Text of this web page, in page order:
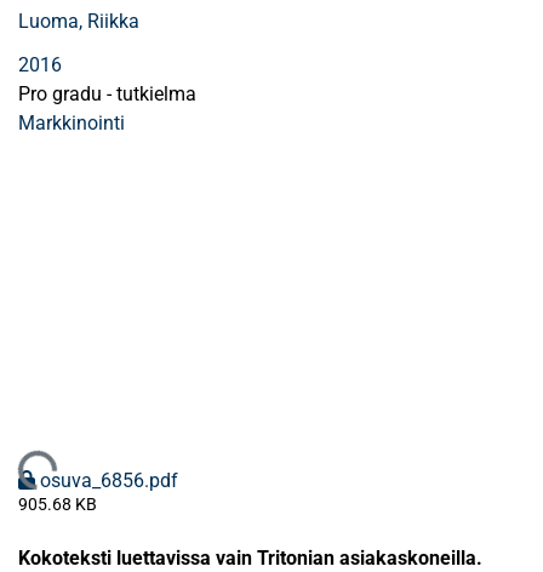
Luoma, Riikka
2016
Pro gradu - tutkielma
Markkinointi
Ladataan...osuva_6856.pdf
905.68 KB
Kokoteksti luettavissa vain Tritonian asiakaskoneilla.